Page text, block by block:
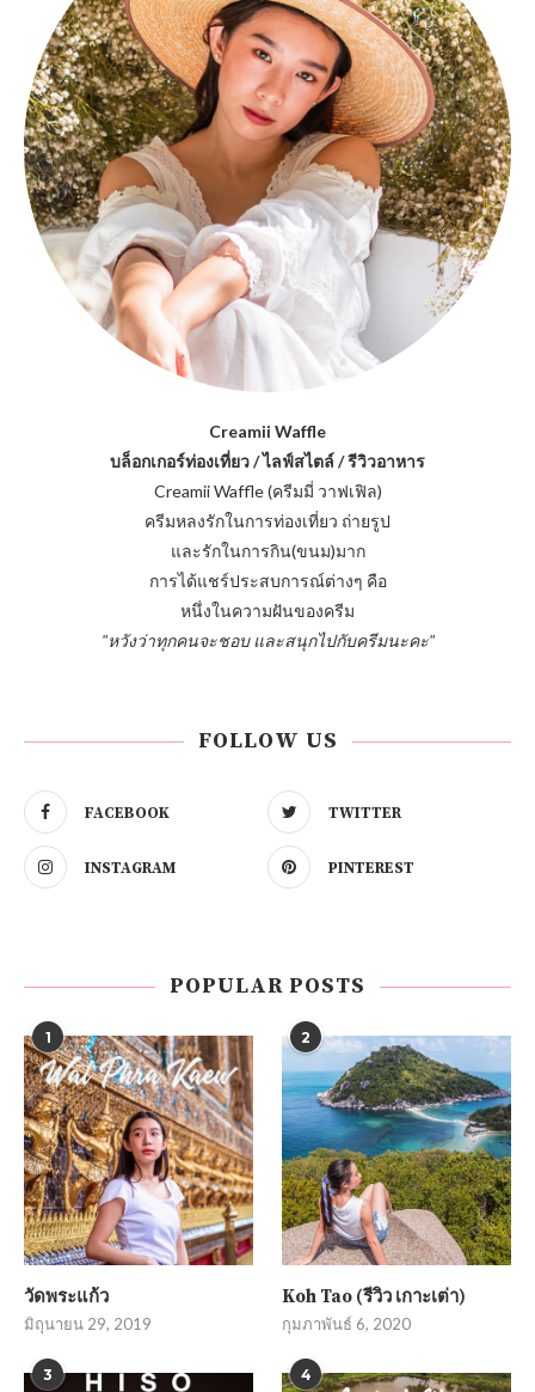
Creamii Waffle
บล็อกเกอร์ท่องเที่ยว / ไลฟ์สไตล์ / รีวิวอาหาร
Creamii Waffle (ครีมมี่ วาฟเฟิล)
ครีมหลงรักในการท่องเที่ยว ถ่ายรูป
และรักในการกิน(ขนม)มาก
การได้แชร์ประสบการณ์ต่างๆ คือ
หนึ่งในความฝันของครีม
"หวังว่าทุกคนจะชอบ และสนุกไปกับครีมนะคะ"
FOLLOW US
FACEBOOK TWITTER
INSTAGRAM PINTEREST
POPULAR POSTS
1
วัดพระแก้ว
มิถุนายน 29, 2019
2
Koh Tao (รีวิว เกาะเต่า)
กุมภาพันธ์ 6, 2020
3 4